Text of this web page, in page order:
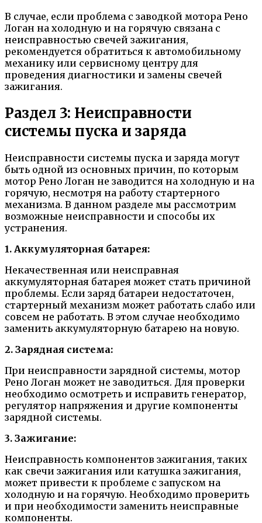
В случае, если проблема с заводкой мотора Рено
Логан на холодную и на горячую связана с
неисправностью свечей зажигания,
рекомендуется обратиться к автомобильному
механику или сервисному центру для
проведения диагностики и замены свечей
зажигания.
Раздел 3: Неисправности
системы пуска и заряда
Неисправности системы пуска и заряда могут
быть одной из основных причин, по которым
мотор Рено Логан не заводится на холодную и на
горячую, несмотря на работу стартерного
механизма. В данном разделе мы рассмотрим
возможные неисправности и способы их
устранения.
1. Аккумуляторная батарея:
Некачественная или неисправная
аккумуляторная батарея может стать причиной
проблемы. Если заряд батареи недостаточен,
стартерный механизм может работать слабо или
совсем не работать. В этом случае необходимо
заменить аккумуляторную батарею на новую.
2. Зарядная система:
При неисправности зарядной системы, мотор
Рено Логан может не заводиться. Для проверки
необходимо осмотреть и исправить генератор,
регулятор напряжения и другие компоненты
зарядной системы.
3. Зажигание:
Неисправность компонентов зажигания, таких
как свечи зажигания или катушка зажигания,
может привести к проблеме с запуском на
холодную и на горячую. Необходимо проверить
и при необходимости заменить неисправные
компоненты.